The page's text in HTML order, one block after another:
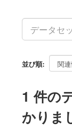
並び順
1 件の
かりま